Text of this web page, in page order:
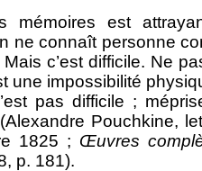
mémoires est
ne connaît personne
c’est difficile. Ne
une impossibilité
pas difficile ;
Pouchkine,
1825 ; Œuvres
p. 181).